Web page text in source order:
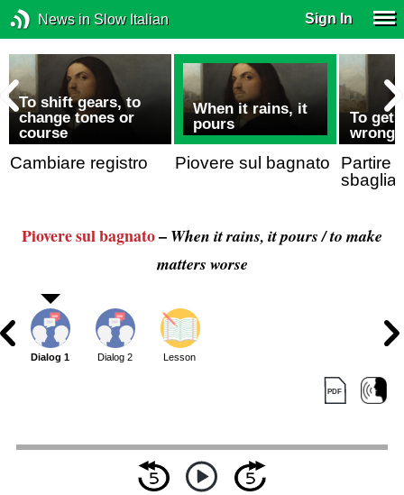
News in Slow Italian Sign In
To shift gears, to
change tones or
course
Cambiare registro
When it rains, it
pours
Piovere sul bagnato
To get
wrong
Partire
Piovere sul bagnato– When it rains, it pours / to make
matters worse
Dialog 1 Dialog 2 Lesson